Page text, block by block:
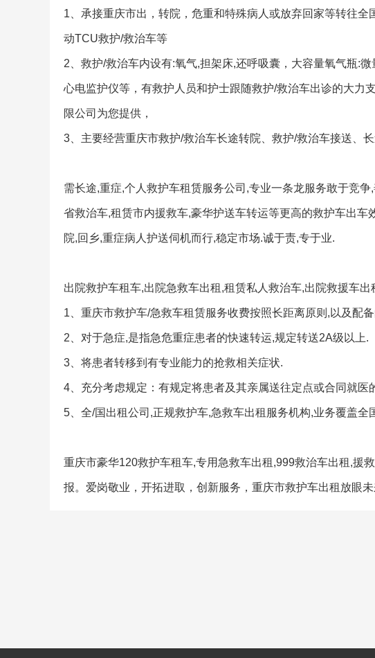
1、承接重庆市出，转院，危重和特殊病人或放弃回家等转往
动TCU救护/救治车等
2、救护/救治车内设有:氧气,担架床,还呼吸囊，大容量氧气瓶:
心电监护仪等，有救护人员和护士跟随救护/救治车出诊的大力
限公司为您提供，
3、主要经营重庆市救护/救治车长途转院、救护/救治车接送、
需长途,重症,个人救护车租赁服务公司,专业一条龙服务敢于竞
省救治车,租赁市内援救车,豪华护送车转运等更高的救护车出
院,回乡,重症病人护送伺机而行,稳定市场.诚于责,专于业.
出院救护车租车,出院急救车出租,租赁私人救治车,出院救援车
1、重庆市救护车/急救车租赁服务收费按照长距离原则,以及配
2、对于急症,是指急危重症患者的快速转运,规定转送2A级以上.
3、将患者转移到有专业能力的抢救相关症状.
4、充分考虑规定：有规定将患者及其亲属送往定点或合同就医
5、全/国出租公司,正规救护车,急救车出租服务机构,业务覆盖
重庆市豪华120救护车租车,专用急救车出租,999救治车出租,援
报。爱岗敬业，开拓进取，创新服务，重庆市救护车出租放眼